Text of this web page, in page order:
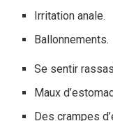
Irritation anale.
Ballonnements.
Se sentir
Maux
Des crampes